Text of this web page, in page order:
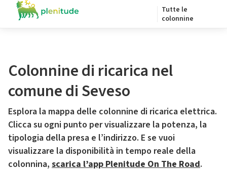
Tutte le
colonnine
Colonnine di ricarica nel
comune di Seveso
Esplora la mappa delle colonnine di ricarica elettrica.
Clicca su ogni punto per visualizzare la potenza, la
tipologia della presa e l’indirizzo. E se vuoi
visualizzare la disponibilità in tempo reale della
colonnina, scarica l’app Plenitude On The Road.